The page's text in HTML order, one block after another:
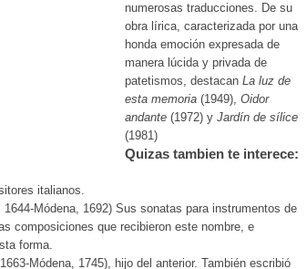
numerosas traducciones. De su
obra lírica, caracterizada por una
honda emoción expresada de
manera lúcida y privada de
patetismos, destacan La luz de
esta memoria (1949), Oidor
andante (1972) y Jardín de sílice
(1981)
Quizas tambien te interece:
italianos.
1644-Módena, 1692) Sus sonatas para instrumentos de
composiciones que recibieron este nombre, e
forma.
1663-Módena, 1745), hijo del anterior. También escribió